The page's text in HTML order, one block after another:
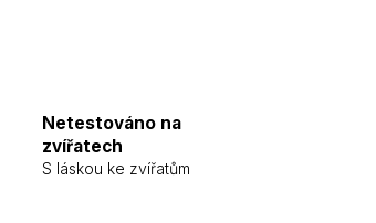
Netestováno na
zvířatech
S láskou ke zvířatům